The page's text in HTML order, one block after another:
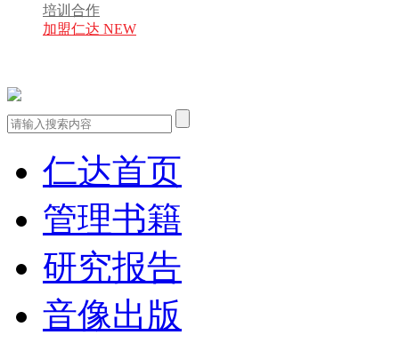
培训合作
加盟仁达 NEW
仁达首页
管理书籍
研究报告
音像出版